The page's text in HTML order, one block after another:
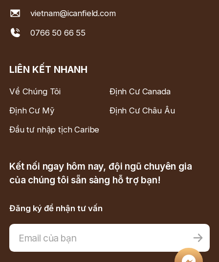
vietnam@icanfield.com
0766 50 66 55
LIÊN KẾT NHANH
Về Chúng Tôi
Định Cư Canada
Định Cư Mỹ
Định Cư Châu Âu
Đầu tư nhập tịch Caribe
Kết nối ngay hôm nay, đội ngũ chuyên gia
của chúng tôi sẵn sàng hỗ trợ bạn!
Đăng ký để nhận tư vấn